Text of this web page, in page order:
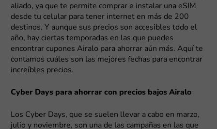
aliado, ya que te permite comprar e instalar una eSIM
desde tu celular para tener internet en más de 200
destinos. Y aunque sus precios son accesibles todo el
año, hay ciertas temporadas en las que puedes
encontrar cupones Airalo para ahorrar aún más. Aquí te
contamos cuáles son las mejores fechas para encontrar
increíbles precios.
Cyber Days para ahorrar con precios bajos Airalo
Los Cyber Days, que se suelen llevar a cabo en marzo,
julio y noviembre, son una de las campañas en las que